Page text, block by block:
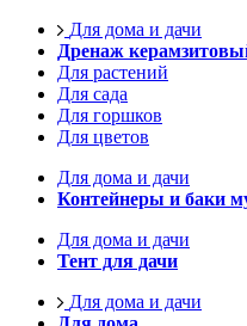
Для дома и дачи
Дренаж
Для растений
Для сада
Для горшков
Для цветов
Для дома и дачи
Контейнеры и баки
Для дома и дачи
Тент для дачи
Для дома и дачи